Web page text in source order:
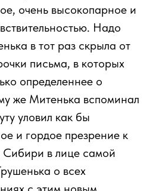
очень высокопарное и
Надо
в тот раз скрыла от
письма, в которых
определеннее о
же Митенька вспоминал
уловил как бы
и гордое презрение к
Сибири в лице самой
о всех